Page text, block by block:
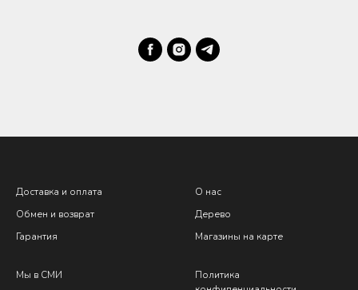
Доставка и оплата
Обмен и возврат
Гарантия
О нас
Дерево
Магазины на карте
Мы в СМИ
Политика